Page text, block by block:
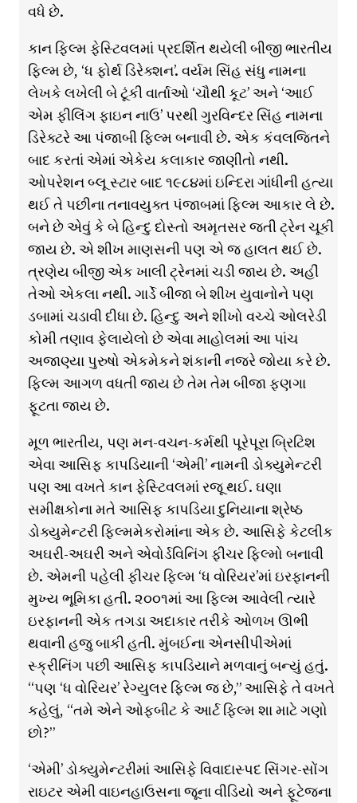
વધે છે.
કાન ફિલ્મ ફેસ્ટિવલમાં પ્રદર્શિત થયેલી બીજી ભારતીય
ફિલ્મ છે, ‘ધ ફોર્થ ડિરેક્શન’. વર્યમ સિંહ સંધુ નામના
લેખકે લખેલી બે ટૂંકી વાર્તાઓ ‘ચૌથી કૂટ’ અને ‘આઈ
એમ ફીલિંગ ફાઇન નાઉ’ પરથી ગુરવિન્દર સિંહ નામના
ડિરેક્ટરે આ પંજાબી ફિલ્મ બનાવી છે. એક કંવલજિતને
બાદ કરતાં એમાં એકેય કલાકાર જાણીતો નથી.
ઓપરેશન બ્લૂ સ્ટાર બાદ ૧૯૮૪માં ઇન્દિરા ગાંધીની હત્યા
થઈ તે પછીના તનાવયુક્ત પંજાબમાં ફિલ્મ આકાર લે છે.
બને છે એવું કે બે હિન્દુ દોસ્તો અમૃતસર જતી ટ્રેન ચૂકી
જાય છે. એ શીખ માણસની પણ એ જ હાલત થઈ છે.
ત્રણેય બીજી એક ખાલી ટ્રેનમાં ચડી જાય છે. અહીં
તેઓ એકલા નથી. ગાર્ડે બીજા બે શીખ યુવાનોને પણ
ડબામાં ચડાવી દીધા છે. હિન્દુ અને શીખો વચ્ચે ઓલરેડી
કોમી તણાવ ફેલાયેલો છે એવા માહોલમાં આ પાંચ
અજાણ્યા પુરુષો એકમેકને શંકાની નજરે જોયા કરે છે.
ફિલ્મ આગળ વધતી જાય છે તેમ તેમ બીજા ફણગા
ફૂટતા જાય છે.
મૂળ ભારતીય, પણ મન-વચન-કર્મથી પૂરેપૂરા બ્રિટિશ
એવા આસિફ કાપડિયાની ‘એમી’ નામની ડોક્યુમેન્ટરી
પણ આ વખતે કાન ફેસ્ટિવલમાં રજૂ થઈ. ઘણા
સમીક્ષકોના મતે આસિફ કાપડિયા દુનિયાના શ્રેષ્ઠ
ડોક્યુમેન્ટરી ફિલ્મમેકરોમાંના એક છે. આસિફે કેટલીક
અઘરી-અઘરી અને એવોર્ડવિનિંગ ફીચર ફિલ્મો બનાવી
છે. એમની પહેલી ફીચર ફિલ્મ ‘ધ વોરિયર’માં ઇરફાનની
મુખ્ય ભૂમિકા હતી. ૨૦૦૧માં આ ફિલ્મ આવેલી ત્યારે
ઇરફાનની એક તગડા અદાકાર તરીકે ઓળખ ઊભી
થવાની હજુ બાકી હતી. મુંબઈના એનસીપીએમાં
સ્ક્રીનિંગ પછી આસિફ કાપડિયાને મળવાનું બન્યું હતું.
“પણ ‘ધ વોરિયર’ રેગ્યુલર ફિલ્મ જ છે,” આસિફે તે વખતે
કહેલું, “તમે એને ઓફબીટ કે આર્ટ ફિલ્મ શા માટે ગણો
છો?”
‘એમી’ ડોક્યુમેન્ટરીમાં આસિફે વિવાદાસ્પદ સિંગર-સોંગ
રાઇટર એમી વાઇનહાઉસના જૂના વીડિયો અને ફૂટેજના